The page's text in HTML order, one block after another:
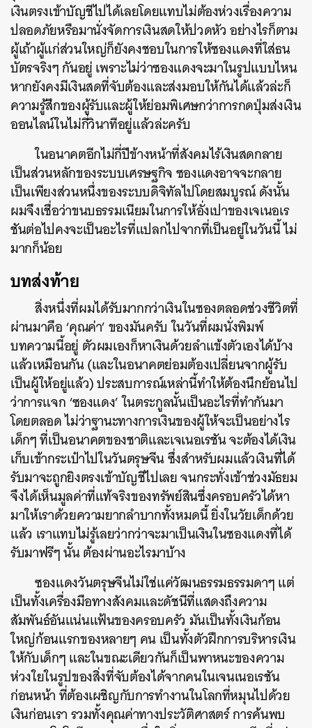
เงินตรงเข้าบัญชีไปได้เลยโดยแทบไม่ต้องห่วงเรื่องความ
ปลอดภัยหรือมานั่งจัดการเงินสดให้ปวดหัว อย่างไรก็ตาม
ผู้เถ้าผู้แก่ส่วนใหญ่ก็ยังคงชอบในการให้ซองแดงที่ใส่ธน
บัตรจริงๆ กันอยู่ เพราะไม่ว่าซองแดงจะมาในรูปแบบไหน
หากยังคงมีเงินสดที่จับต้องและส่งมอบให้กันได้แล้วล่ะก็
ความรู้สึกของผู้รับและผู้ให้ย่อมพิเศษกว่าการกดปุ่มส่งเงิน
ออนไลน์ในไม่กี่วินาทีอยู่แล้วล่ะครับ
ในอนาคตอีกไม่กี่ปีข้างหน้าที่สังคมไร้เงินสดกลาย
เป็นส่วนหลักของระบบเศรษฐกิจ ซองแดงอาจจะกลาย
เป็นเพียงส่วนหนึ่งของระบบดิจิทัลไปโดยสมบูรณ์ ดังนั้น
ผมจึงเชื่อว่าขนบธรรมเนียมในการให้อั่งเปาของเจเนอเร
ชันต่อไปคงจะเป็นอะไรที่แปลกไปจากที่เป็นอยู่ในวันนี้ ไม่
มากก็น้อย
บทส่งท้าย
สิ่งหนึ่งที่ผมได้รับมากกว่าเงินในซองตลอดช่วงชีวิตที่
ผ่านมาคือ ‘คุณค่า’ ของมันครับ ในวันที่ผมนั่งพิมพ์
บทความนี้อยู่ ตัวผมเองก็หาเงินด้วยลำแข้งตัวเองได้บ้าง
แล้วเหมือนกัน (และในอนาคตย่อมต้องเปลี่ยนจากผู้รับ
เป็นผู้ให้อยู่แล้ว) ประสบการณ์เหล่านี้ทำให้ต้องนึกย้อนไป
ว่าการแจก ‘ซองแดง’ ในตระกูลนั้นเป็นอะไรที่ทำกันมา
โดยตลอด ไม่ว่าฐานะทางการเงินของผู้ให้จะเป็นอย่างไร
เด็กๆ ที่เป็นอนาคตของชาติและเจเนอเรชัน จะต้องได้เงิน
เก็บเข้ากระเป๋าไปในวันตรุษจีน ซึ่งสำหรับผมแล้วเงินที่ได้
รับมาจะถูกยิงตรงเข้าบัญชีไปเลย จนกระทั่งเข้าช่วงมัธยม
จึงได้เห็นมูลค่าที่แท้จริงของทรัพย์สินซึ่งครอบครัวได้หา
มาให้เราด้วยความยากลำบากทั้งหมดนี้ ยิ่งในวัยเด็กด้วย
แล้ว เราแทบไม่รู้เลยว่ากว่าจะมาเป็นเงินในซองแดงที่ได้
รับมาฟรีๆ นั้น ต้องผ่านอะไรมาบ้าง
ซองแดงวันตรุษจีนไม่ใช่แค่วัฒนธรรมธรรมดาๆ แต่
เป็นทั้งเครื่องมือทางสังคมและดัชนีที่แสดงถึงความ
สัมพันธ์อันแน่นแฟ้นของครอบครัว มันเป็นทั้งเงินก้อน
ใหญ่ก้อนแรกของหลายๆ คน เป็นทั้งตัวฝึกการบริหารเงิน
ให้กับเด็กๆ และในขณะเดียวกันก็เป็นพาหนะของความ
ห่วงใยในรูปของสิ่งที่จับต้องได้จากคนในเจนเนอเรชัน
ก่อนหน้า ที่ต้องเผชิญกับการทำงานในโลกที่หมุนไปด้วย
เงินก่อนเรา รวมทั้งคุณค่าทางประวัติศาสตร์ การค้นพบ